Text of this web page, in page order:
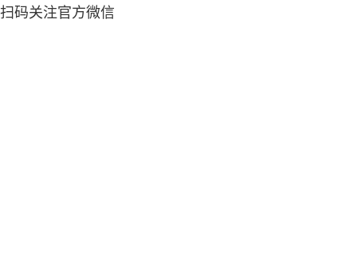
扫码关注官方微信